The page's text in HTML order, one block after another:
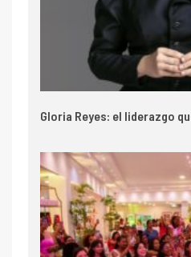
Gloria Reyes: el liderazgo